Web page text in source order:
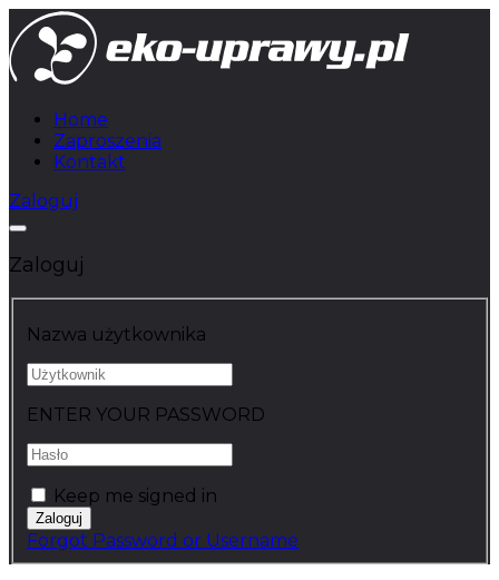
Home
Zaproszenia
Kontakt
Zaloguj
Zaloguj
Nazwa użytkownika
ENTER YOUR PASSWORD
Keep me signed in
Forgot Password or Username